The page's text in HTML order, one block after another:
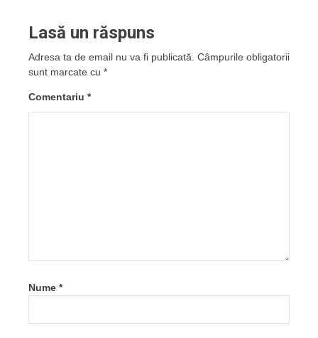
Lasă un răspuns
Adresa ta de email nu va fi publicată. Câmpurile obligatorii
sunt marcate cu *
Comentariu *
Nume *